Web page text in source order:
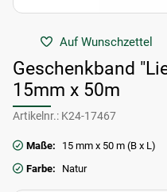
Auf Wunschzettel
Geschenkband
15mm x 50m
Artikelnr.: K24-17467
Maße:
15 mm x 50 m (B x L)
Farbe:
Natur